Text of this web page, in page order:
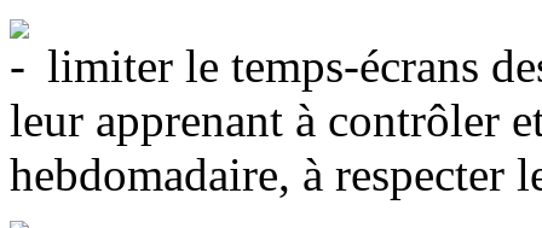
limiter le temps-écrans
leur apprenant à contrôler
hebdomadaire, à respecter